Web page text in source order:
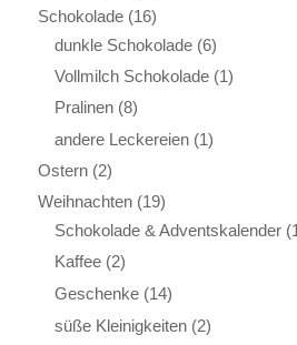
Schokolade (16)
dunkle Schokolade (6)
Vollmilch Schokolade (1)
Pralinen (8)
andere Leckereien (1)
Ostern (2)
Weihnachten (19)
Schokolade & Adventskalender
Kaffee (2)
Geschenke (14)
süße Kleinigkeiten (2)